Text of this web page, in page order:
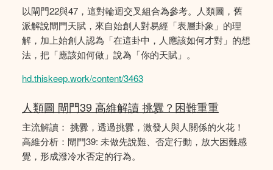
以閘門22與47，這對輪迴交叉組合為參考。人類圖，舊
派解說閘門天賦，來自始創人對易經「表層卦象」的理
解，加上始創人認為「在這卦中，人應該如何才對」的想
法，把「應該如何做」說為「你的天賦」。
hd.thiskeep.work/content/3463
人類圖 閘門39 高維解讀 挑釁？困難重重
主流解讀： 挑釁，透過挑釁，激發人與人關係的火花！
高維分析：閘門39: 未做先說難、否定行動，放大困難感
覺，形成潑冷水否定的行為。